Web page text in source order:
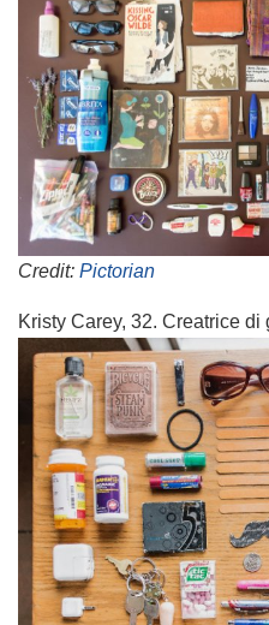
Credit: Pictorian
Kristy Carey, 32. Creatrice